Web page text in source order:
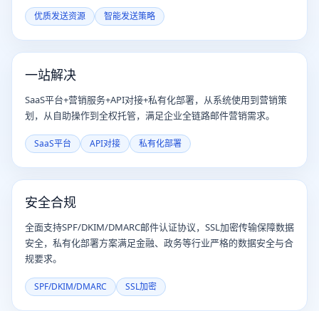
优质发送资源 智能发送策略
一站解决
SaaS平台+营销服务+API对接+私有化部署，从系统使用到营销策
划，从自助操作到全权托管，满足企业全链路邮件营销需求。
SaaS平台 API对接 私有化部署
安全合规
全面支持SPF/DKIM/DMARC邮件认证协议，SSL加密传输保障数据
安全，私有化部署方案满足金融、政务等行业严格的数据安全与合
规要求。
SPF/DKIM/DMARC SSL加密